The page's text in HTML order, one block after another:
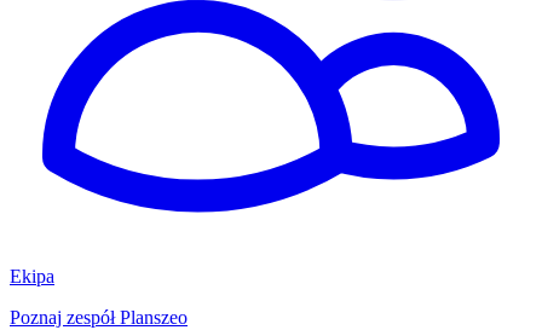
Ekipa
Poznaj zespół Planszeo